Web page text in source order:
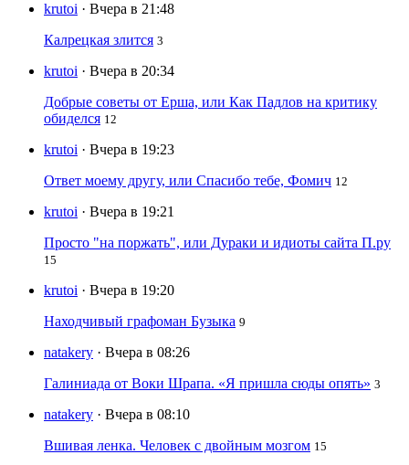
krutoi · Вчера в 21:48
Калрецкая злится 3
krutoi · Вчера в 20:34
Добрые советы от Ерша, или Как Падлов на критику
обиделся 12
krutoi · Вчера в 19:23
Ответ моему другу, или Спасибо тебе, Фомич 12
krutoi · Вчера в 19:21
Просто "на поржать", или Дураки и идиоты сайта П.ру
15
krutoi · Вчера в 19:20
Находчивый графоман Бузыка 9
natakery · Вчера в 08:26
Галиниада от Воки Шрапа. «Я пришла сюды опять» 3
natakery · Вчера в 08:10
Вшивая ленка. Человек с двойным мозгом 15